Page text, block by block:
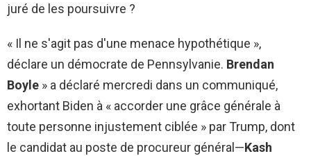
juré de les poursuivre ?
« Il ne s'agit pas d'une menace hypothétique »,
déclare un démocrate de Pennsylvanie. Brendan
Boyle » a déclaré mercredi dans un communiqué,
exhortant Biden à « accorder une grâce générale à
toute personne injustement ciblée » par Trump, dont
le candidat au poste de procureur général—Kash